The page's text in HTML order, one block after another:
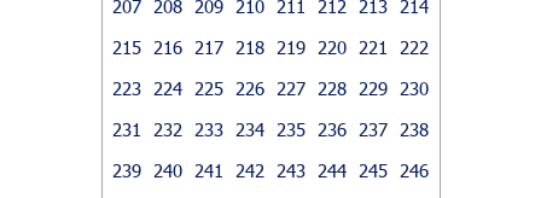
207
208 209 210 211 212 213
214
215
216 217 218 219 220 221
222
223
224 225 226 227 228 229
230
231
232 233 234 235 236 237
238
239
240 241 242 243 244 245
246